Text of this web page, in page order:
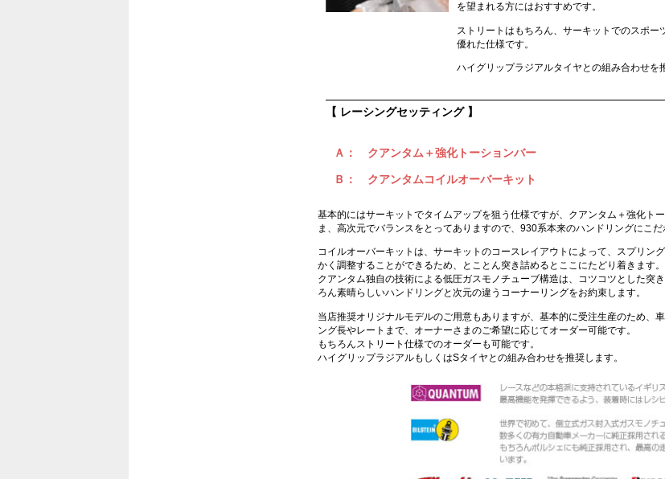
を望まれる方にはおすすめです。
ストリートはもちろん、サーキットでのスポ
優れた仕様です。
ハイグリップラジアルタイヤとの組み合わせを
【 レーシングセッティング 】
Ａ： クアンタム＋強化トーションバー
Ｂ： クアンタムコイルオーバーキット
基本的にはサーキットでタイムアップを狙う仕様ですが、クアンタム＋強化ト
ま、高次元でバランスをとってありますので、930系本来のハンドリングにこだ
コイルオーバーキットは、サーキットのコースレイアウトによって、スプリン
かく調整することができるため、とことん突き詰めるとここにたどり着きます。
クアンタム独自の技術による低圧ガスモノチューブ構造は、コツコツとした突
ろん素晴らしいハンドリングと次元の違うコーナーリングをお約束します。
当店推奨オリジナルモデルのご用意もありますが、基本的に受注生産のため、
ング長やレートまで、オーナーさまのご希望に応じてオーダー可能です。
もちろんストリート仕様でのオーダーも可能です。
ハイグリップラジアルもしくはSタイヤとの組み合わせを推奨します。